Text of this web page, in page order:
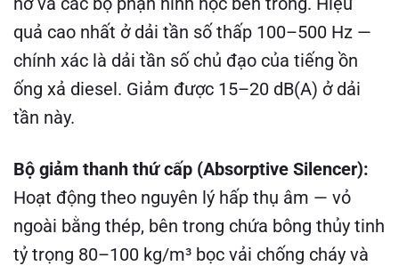
quả cao nhất ở dải tần số thấp 100–500 Hz —
chính xác là dải tần số chủ đạo của tiếng ồn
ống xả diesel. Giảm được 15–20 dB(A) ở dải
tần này.
Bộ giảm thanh thứ cấp (Absorptive Silencer):
Hoạt động theo nguyên lý hấp thụ âm — vỏ
ngoài bằng thép, bên trong chứa bông thủy tinh
tỷ trọng 80–100 kg/m³ bọc vải chống cháy và